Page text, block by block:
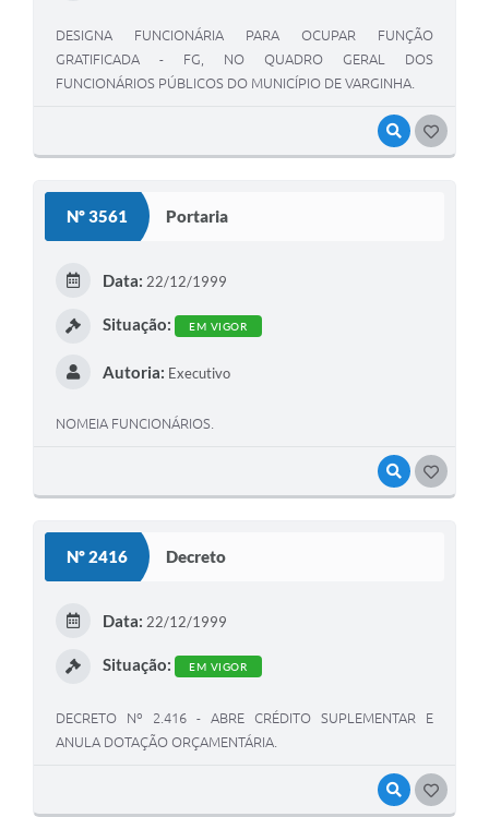
VISUALIZAR
DESIGNA FUNCIONÁRIA PARA OCUPAR FUNÇÃO
GRATIFICADA - FG, NO QUADRO GERAL DOS
FUNCIONÁRIOS PÚBLICOS DO MUNICÍPIO DE VARGINHA.
Nº 3561 Portaria
VISUALIZAR
Data: 22/12/1999
Situação: EM VIGOR
Autoria: Executivo
NOMEIA FUNCIONÁRIOS.
Nº 2416 Decreto
VISUALIZAR
Data: 22/12/1999
Situação: EM VIGOR
DECRETO Nº 2.416 - ABRE CRÉDITO SUPLEMENTAR E
ANULA DOTAÇÃO ORÇAMENTÁRIA.